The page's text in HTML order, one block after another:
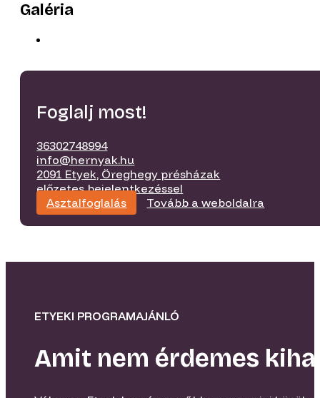
Galéria
Foglalj most!
36302748994
info@hernyak.hu
2091 Etyek, Öreghegy présházak
előzetes bejelentkezéssel
Asztalfoglalás
Tovább a weboldalra
ETYEKI PROGRAMAJÁNLÓ
Amit nem érdemes